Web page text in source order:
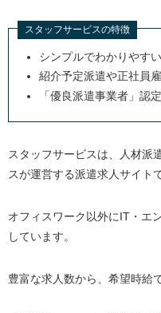
スタッフサービスの特徴
シンプルでわかりやす
紹介予定派遣や正社員
「優良派遣事業者」認定
スタッフサービスは、人材派
スが運営する派遣求人サイト
オフィスワーク以外にIT・エ
しています。
豊富な求人数から、希望時給